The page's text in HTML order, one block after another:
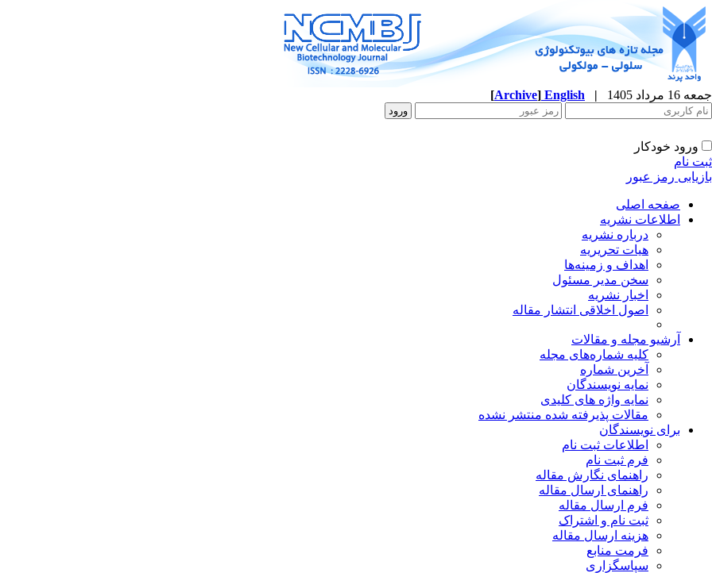
جمعه 16 مرداد 1405 |
English
[Archive]
ورود خودکار
ثبت نام
بازیابی رمز عبور
صفحه اصلی
اطلاعات نشریه
درباره نشریه
هیات تحریریه
اهداف و زمینه‌ها
سخن مدیر مسئول
اخبار نشریه
اصول اخلاقی انتشار مقاله
آرشیو مجله و مقالات
کلیه شماره‌های مجله
آخرین شماره
نمایه نویسندگان
نمایه واژه های کلیدی
مقالات پذیرفته شده منتشر نشده
برای نویسندگان
اطلاعات ثبت نام
فرم ثبت نام
راهنمای نگارش مقاله
راهنمای ارسال مقاله
فرم ارسال مقاله
ثبت نام و اشتراک
هزینه ارسال مقاله
فرمت منابع
سپاسگزاری